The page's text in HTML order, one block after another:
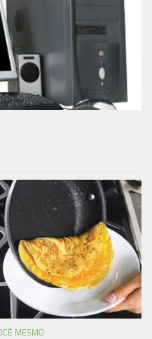
MESMO